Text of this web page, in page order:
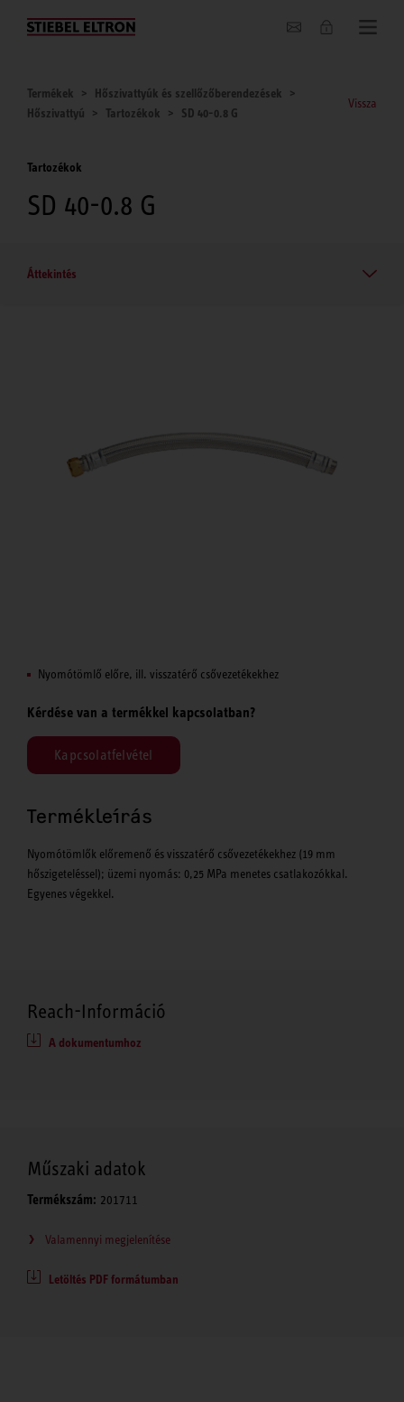
Hírek
Termékek
Hőszivattyúk és szellőzőberendezések
Hőszivattyú
Tartozékok SD 40-0.8 G
Vissza
Tartozékok
SD 40-0.8 G
Áttekintés
Nyomótömlő előre, ill. visszatérő csővezetékekhez
Kérdése van a termékkel kapcsolatban?
Kapcsolatfelvétel
Termékleírás
Nyomótömlők előremenő és visszatérő csővezetékekhez (19 mm
hőszigeteléssel); üzemi nyomás: 0,25 MPa menetes csatlakozókkal.
Egyenes végekkel.
Reach-Információ
A dokumentumhoz
Műszaki adatok
Termékszám: 201711
Valamennyi megjelenítése
Letöltés PDF formátumban